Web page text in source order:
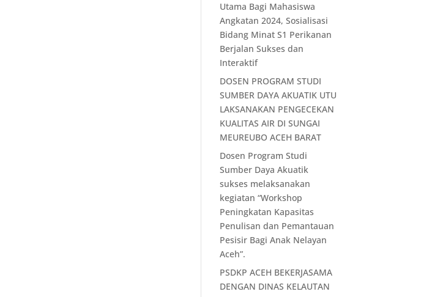
Utama Bagi Mahasiswa
Angkatan 2024, Sosialisasi
Bidang Minat S1 Perikanan
Berjalan Sukses dan
Interaktif
DOSEN PROGRAM STUDI
SUMBER DAYA AKUATIK UTU
LAKSANAKAN PENGECEKAN
KUALITAS AIR DI SUNGAI
MEUREUBO ACEH BARAT
Dosen Program Studi
Sumber Daya Akuatik
sukses melaksanakan
kegiatan “Workshop
Peningkatan Kapasitas
Penulisan dan Pemantauan
Pesisir Bagi Anak Nelayan
Aceh”.
PSDKP ACEH BEKERJASAMA
DENGAN DINAS KELAUTAN